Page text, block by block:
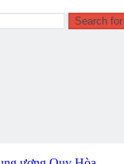
Search for